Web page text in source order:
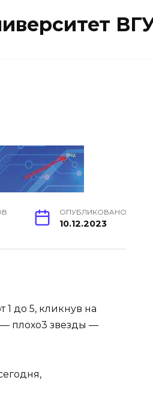
ОПУБЛИКОВАНО
10.12.2023
1 до 5, кликнув на
— плохо3 звезды —